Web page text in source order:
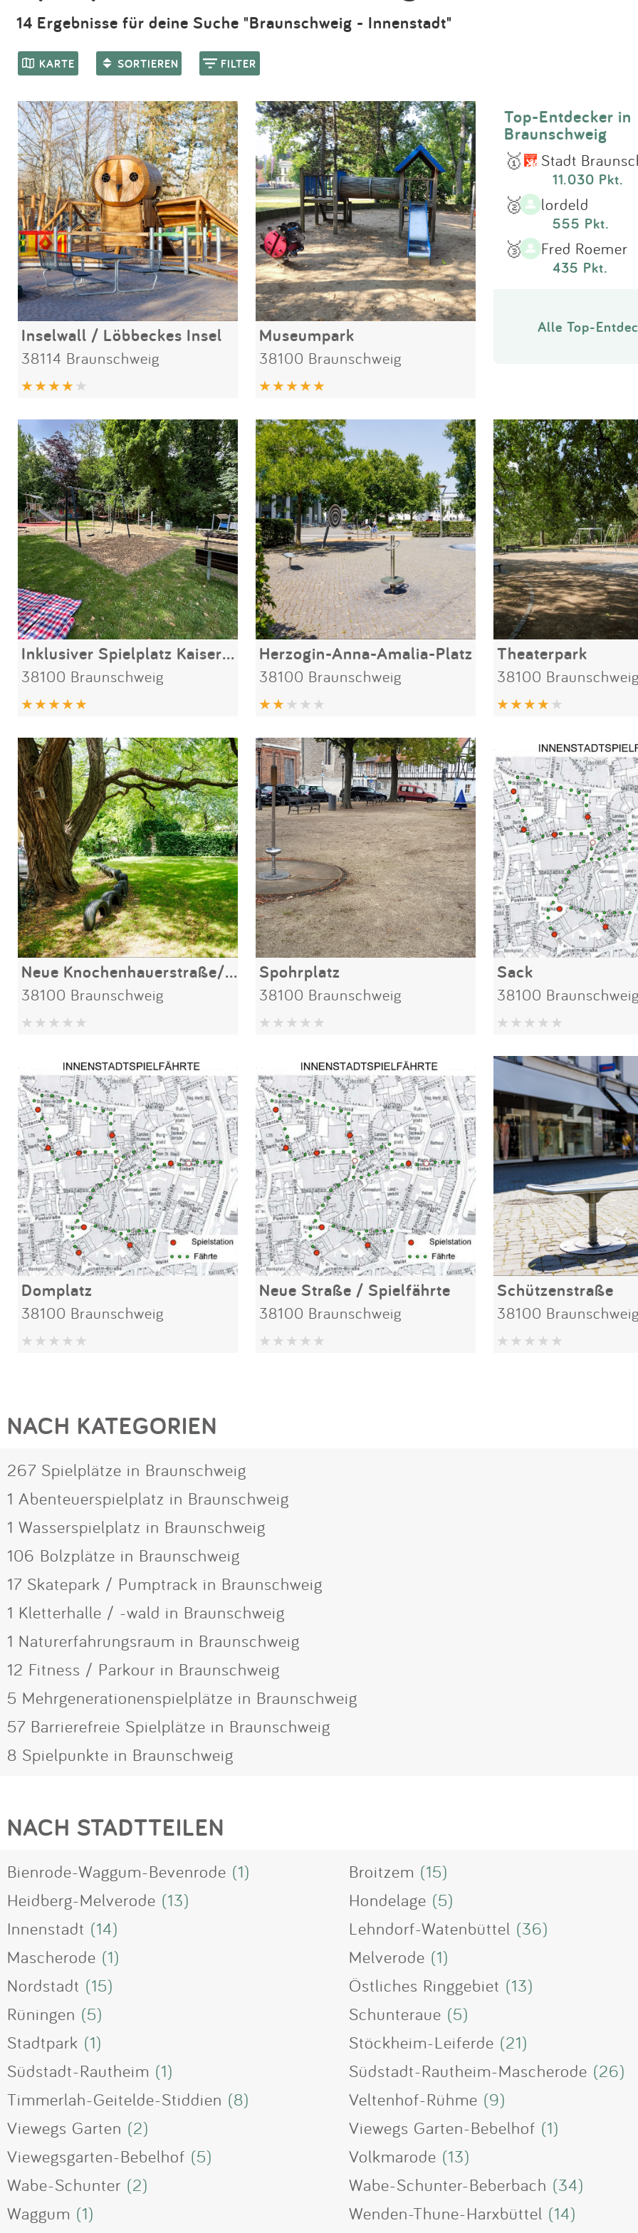
14 Ergebnisse für deine Suche "Braunschweig - Innenstadt"
KARTE SORTIEREN FILTER
Inselwall / Löbbeckes Insel
38114 Braunschweig
Museumpark
38100 Braunschweig
Top-Entdecker in
Braunschweig
🥇 Stadt
11.030 Pkt.
🥈 lordeld
555 Pkt.
🥉 Fred Roemer
435 Pkt.
Alle Top-
Inklusiver Spielplatz Kaiserstraße
38100 Braunschweig
Herzogin-Anna-Amalia-Platz
38100 Braunschweig
Theaterpark
38100
Neue Knochenhauerstraße/Stichstraße
38100 Braunschweig
Spohrplatz
38100 Braunschweig
Sack
38100
Domplatz
38100 Braunschweig
Neue Straße / Spielfährte
38100 Braunschweig
Schützenstraße
38100
NACH KATEGORIEN
267 Spielplätze in Braunschweig
1 Abenteuerspielplatz in Braunschweig
1 Wasserspielplatz in Braunschweig
106 Bolzplätze in Braunschweig
17 Skatepark / Pumptrack in Braunschweig
1 Kletterhalle / -wald in Braunschweig
1 Naturerfahrungsraum in Braunschweig
12 Fitness / Parkour in Braunschweig
5 Mehrgenerationenspielplätze in Braunschweig
57 Barrierefreie Spielplätze in Braunschweig
8 Spielpunkte in Braunschweig
NACH STADTTEILEN
Bienrode-Waggum-Bevenrode (1) Broitzem (15)
Heidberg-Melverode (13) Hondelage (5)
Innenstadt (14) Lehndorf-Watenbüttel (36)
Mascherode (1) Melverode (1)
Nordstadt (15) Östliches Ringgebiet (13)
Rüningen (5) Schunteraue (5)
Stadtpark (1) Stöckheim-Leiferde (21)
Südstadt-Rautheim (1) Südstadt-Rautheim-Mascherode (26)
Timmerlah-Geitelde-Stiddien (8) Veltenhof-Rühme (9)
Viewegs Garten (2) Viewegs Garten-Bebelhof (1)
Viewegsgarten-Bebelhof (5) Volkmarode (13)
Wabe-Schunter (2) Wabe-Schunter-Beberbach (34)
Waggum (1) Wenden-Thune-Harxbüttel (14)